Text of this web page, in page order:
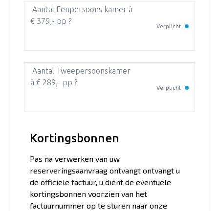
Aantal Eenpersoons kamer à
€ 379,- pp ?
Verplicht
Aantal Tweepersoonskamer
à € 289,- pp ?
Verplicht
Kortingsbonnen
Pas na verwerken van uw
reserveringsaanvraag ontvangt ontvangt u
de officiële factuur, u dient de eventuele
kortingsbonnen voorzien van het
factuurnummer op te sturen naar onze